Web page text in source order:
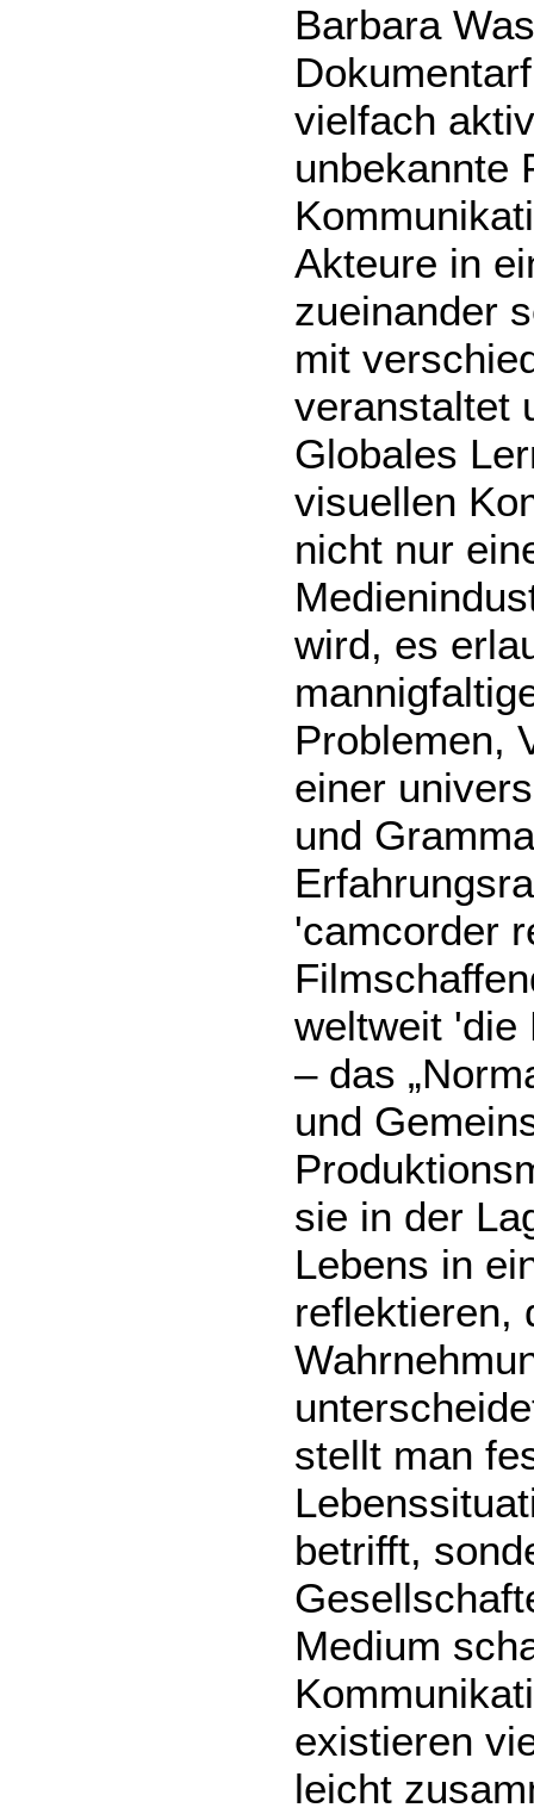
Barbara
vielfach
unbekannte
Akteure in
zueinander
mit
veranstaltet
Globales
visuellen
nicht nur
wird, es
Problemen,
einer
und
'camcorder
weltweit 'die
– das
und
sie in der
Lebens in
reflektieren,
stellt man
betrifft,
Medium
existieren
leicht